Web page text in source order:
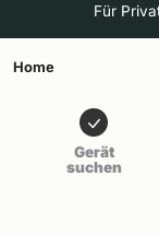
Für
Home
Gerät
suchen